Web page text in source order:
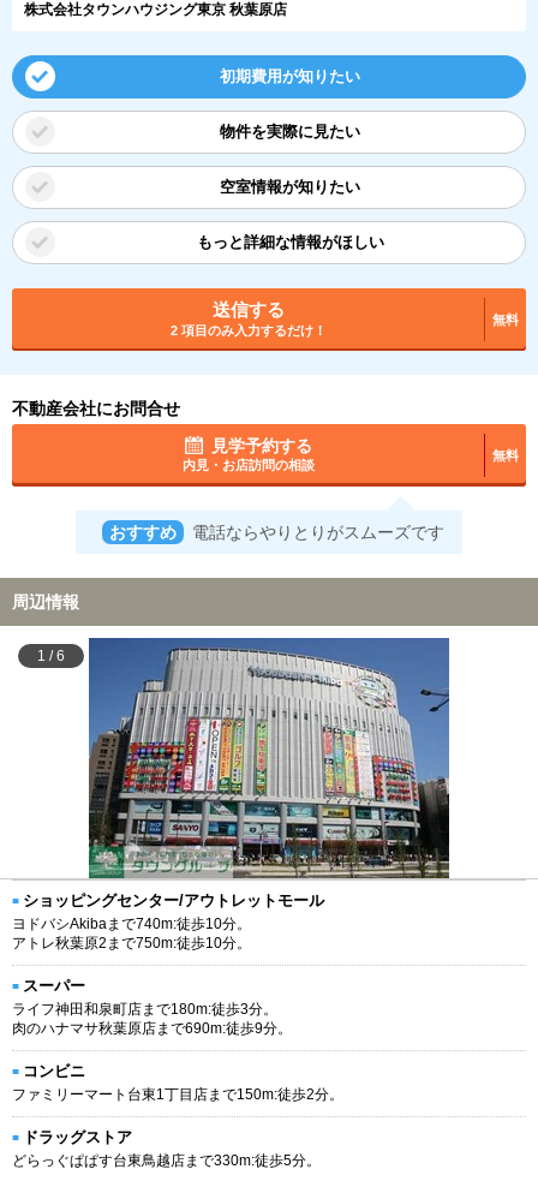
株式会社タウンハウジング東京 秋葉原店
初期費用が知りたい
物件を実際に見たい
空室情報が知りたい
もっと詳細な情報がほしい
送信する
2 項目のみ入力するだけ！
無料
不動産会社にお問合せ
見学予約する
内見・お店訪問の相談
無料
おすすめ 電話ならやりとりがスムーズです
周辺情報
1 / 6
ショッピングセンター/アウトレットモール
ヨドバシAkibaまで740m:徒歩10分。
アトレ秋葉原2まで750m:徒歩10分。
スーパー
ライフ神田和泉町店まで180m:徒歩3分。
肉のハナマサ秋葉原店まで690m:徒歩9分。
コンビニ
ファミリーマート台東1丁目店まで150m:徒歩2分。
ドラッグストア
どらっぐぱぱす台東鳥越店まで330m:徒歩5分。